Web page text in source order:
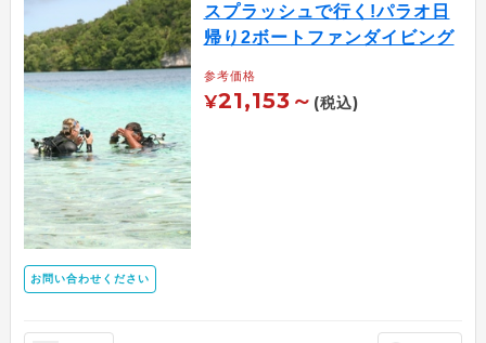
お問い合わせください
スプラッシュで行く!パラオ日
帰り2ボートファンダイビング
参考価格
¥21,153～ (税込)